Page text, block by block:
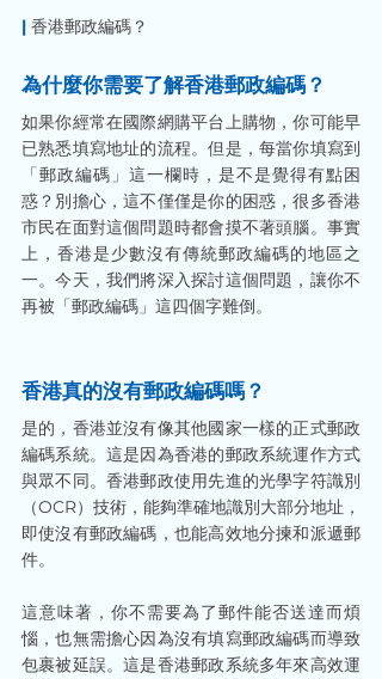
| 香港郵政編碼？
為什麼你需要了解香港郵政編碼？
如果你經常在國際網購平台上購物，你可能早
已熟悉填寫地址的流程。但是，每當你填寫到
「郵政編碼」這一欄時，是不是覺得有點困
惑？別擔心，這不僅僅是你的困惑，很多香港
市民在面對這個問題時都會摸不著頭腦。事實
上，香港是少數沒有傳統郵政編碼的地區之
一。今天，我們將深入探討這個問題，讓你不
再被「郵政編碼」這四個字難倒。
香港真的沒有郵政編碼嗎？
是的，香港並沒有像其他國家一樣的正式郵政
編碼系統。這是因為香港的郵政系統運作方式
與眾不同。香港郵政使用先進的光學字符識別
（OCR）技術，能夠準確地識別大部分地址，
即使沒有郵政編碼，也能高效地分揀和派遞郵
件。
這意味著，你不需要為了郵件能否送達而煩
惱，也無需擔心因為沒有填寫郵政編碼而導致
包裹被延誤。這是香港郵政系統多年來高效運